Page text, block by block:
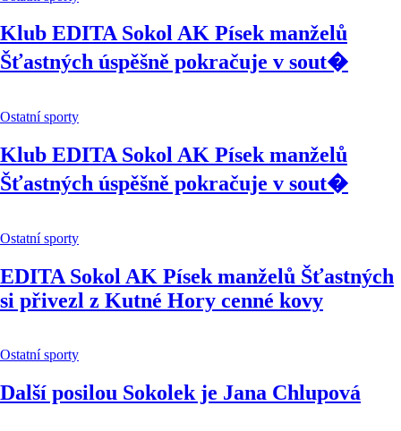
Klub EDITA Sokol AK Písek manželů
Šťastných úspěšně pokračuje v sout�
Ostatní sporty
Klub EDITA Sokol AK Písek manželů
Šťastných úspěšně pokračuje v sout�
Ostatní sporty
EDITA Sokol AK Písek manželů Šťastných
si přivezl z Kutné Hory cenné kovy
Ostatní sporty
Další posilou Sokolek je Jana Chlupová